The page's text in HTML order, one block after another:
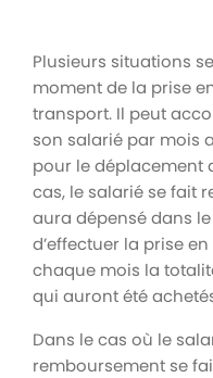
Plusieurs situations
moment de la prise
transport. Il peut
son salarié par mois
pour le déplacement
cas, le salarié se fait
aura dépensé dans
d’effectuer la prise
chaque mois la
qui auront été
Dans le cas où le
remboursement se